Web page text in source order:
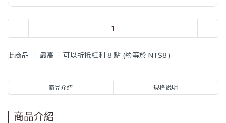
此商品 「 最高 」可以折抵紅利 8 點 (約等於 NT$8 )
商品介紹 規格說明
商品介紹